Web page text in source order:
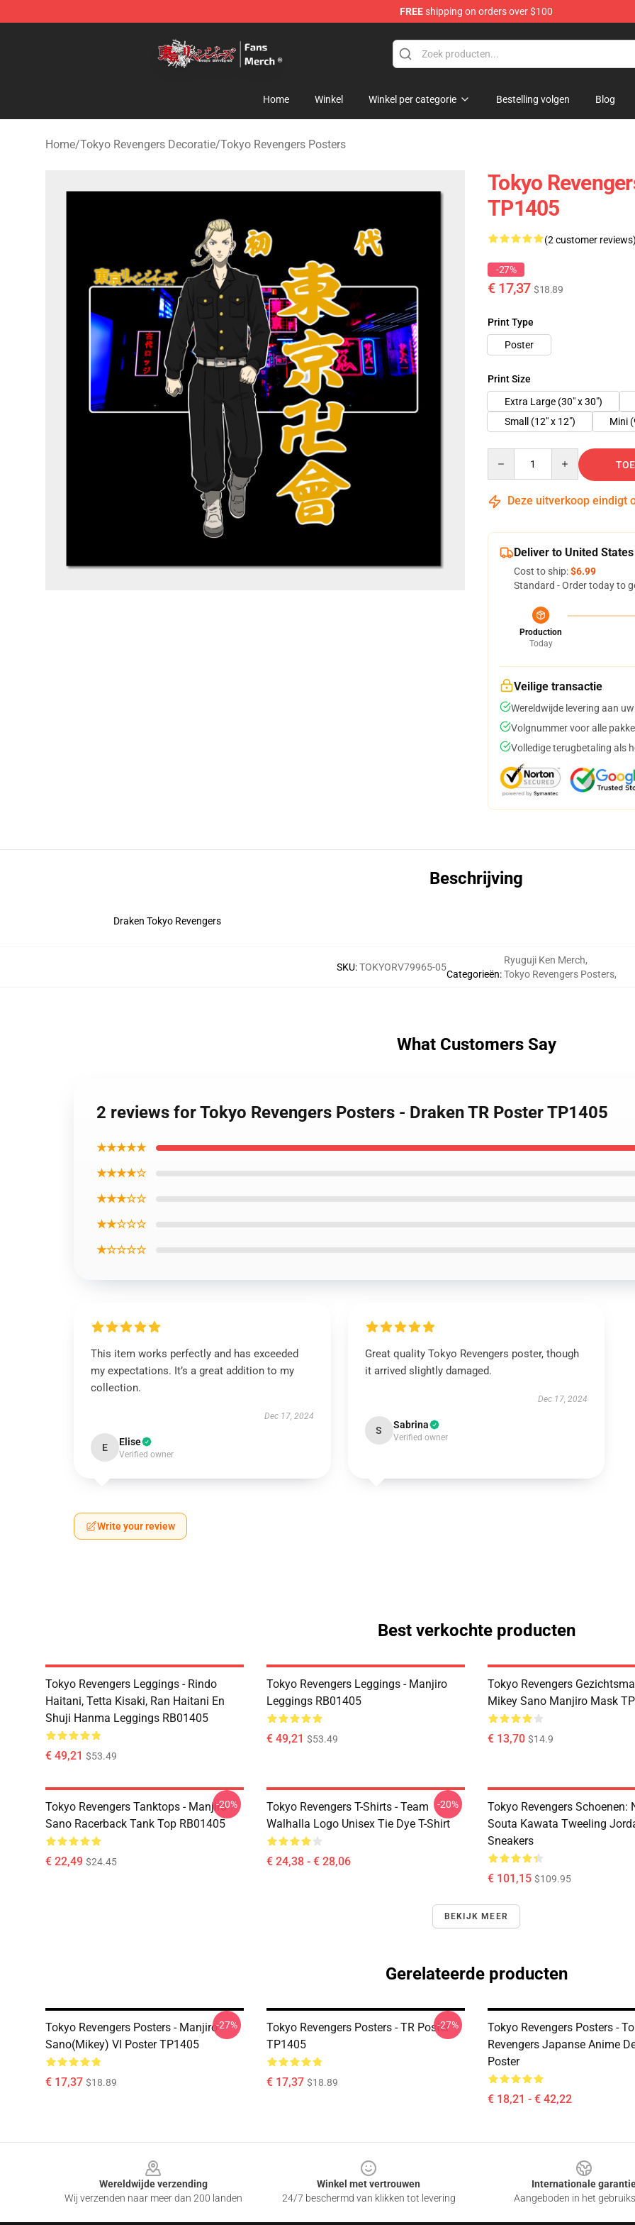
FREEshipping on orders over $100
Home Winkel Winkel per categorie Bestelling volgen Blog
Home/Tokyo Revengers Decoratie/Tokyo Revengers Posters
Tokyo
TP1405
(2 customer reviews)
-27%
€ 17,37 $18.89
Print Type
Poster
Print Size
Extra Large (30" x 30")
Small (12" x 12")
Mini
Deze uitverkoop eindigt
Deliver to United States
Cost to ship:$6.99
Standard - Order today to
Production
Today
Veilige transactie
Wereldwijde levering aan
Volgnummer voor alle
Volledige terugbetaling als
Beschrijving
Draken Tokyo Revengers
SKU:TOKYORV79965-05
Categorieën:
Ryuguji Ken Merch,
Tokyo Revengers Posters,
What Customers Say
2 reviews for Tokyo Revengers Posters - Draken TR Poster TP1405
★★★★★
★★★★☆
★★★☆☆
★★☆☆☆
★☆☆☆☆
This item works perfectly and has exceeded
my expectations. It’s a great addition to my
collection.
Dec 17, 2024
E Elise
Verified owner
Great quality Tokyo Revengers poster, though
it arrived slightly damaged.
Dec 17, 2024
S Sabrina
Verified owner
Write your review
Best verkochte producten
Tokyo Revengers Leggings - Rindo
Haitani, Tetta Kisaki, Ran Haitani En
Shuji Hanma Leggings RB01405
€ 49,21 $53.49
Tokyo Revengers Leggings - Manjiro
Leggings RB01405
€ 49,21 $53.49
Tokyo Revengers
Mikey Sano Manjiro Mask
€ 13,70 $14.9
Tokyo Revengers Tanktops - Manjiro
Sano Racerback Tank Top RB01405
€ 22,49 $24.45
-20%
Tokyo Revengers T-Shirts - Team
Walhalla Logo Unisex Tie Dye T-Shirt
€ 24,38 - € 28,06
-20%
Tokyo Revengers Schoenen:
Souta Kawata Tweeling
Sneakers
€ 101,15 $109.95
BEKIJK MEER
Gerelateerde producten
Tokyo Revengers Posters - Manjiro
Sano(Mikey) VI Poster TP1405
€ 17,37 $18.89
-27%
Tokyo Revengers Posters - TR Poster
TP1405
€ 17,37 $18.89
-27%
Tokyo Revengers Posters -
Revengers Japanse Anime
Poster
€ 18,21 - € 42,22
Wereldwijde verzending
Wij verzenden naar meer dan 200 landen
Winkel met vertrouwen
24/7 beschermd van klikken tot levering
Internationale
Aangeboden in het